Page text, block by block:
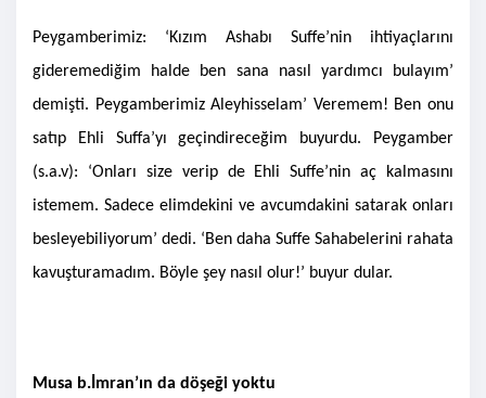
Peygamberimiz: ‘Kızım Ashabı Suffe’nin ihtiyaçlarını
gideremediğim halde ben sana nasıl yardımcı bulayım’
demişti. Peygamberimiz Aleyhisselam’ Veremem! Ben onu
satıp Ehli Suffa’yı geçindireceğim buyurdu. Peygamber
(s.a.v): ‘Onları size verip de Ehli Suffe’nin aç kalmasını
istemem. Sadece elimdekini ve avcumdakini satarak onları
besleyebiliyorum’ dedi. ‘Ben daha Suffe Sahabelerini rahata
kavuşturamadım. Böyle şey nasıl olur!’ buyur dular.
Musa b.İmran’ın da döşeği yoktu